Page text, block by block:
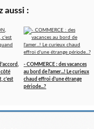
aussi :
côté
c'est
- COMMERCE : des vacances
au bord de l'amer...! Le curieux
chaud effroi d'une étrange
période...?